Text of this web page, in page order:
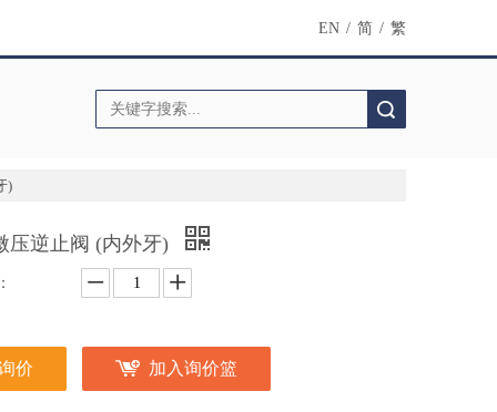
EN / 简 / 繁
)
压逆止阀 (内外牙)
价 加入询价篮